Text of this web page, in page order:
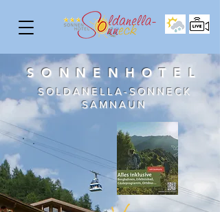
SONNENHOTEL
SOLDANELLA-SONNECK
SAMNAUN